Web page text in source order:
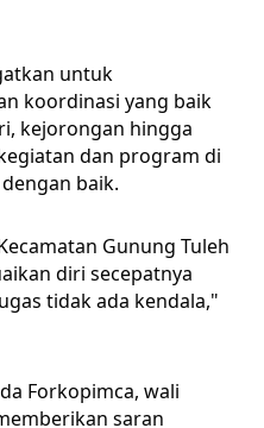
untuk
koordinasi yang baik
kejorongan hingga
dan program di
baik.
Gunung Tuleh
diri secepatnya
tidak ada kendala,"
Forkopimca, wali
saran